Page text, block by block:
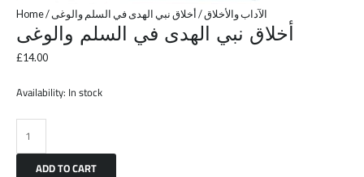
Home/ الآداب والأخلاق/ أخلاق نبي الهدى في السلم والوغى
أخلاق نبي الهدى في السلم والوغى
£14.00
Availability: In stock
ADD TO CART